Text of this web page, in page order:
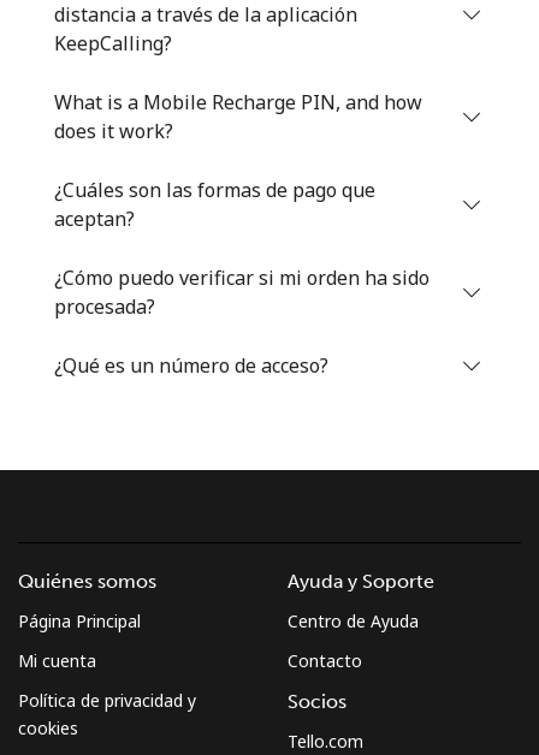
o
distancia a través de la aplicación
KeepCalling?
What is a Mobile Recharge PIN, and how
does it work?
¿Cuáles son las formas de pago que
aceptan?
¿Cómo puedo verificar si mi orden ha sido
procesada?
¿Qué es un número de acceso?
Quiénes somos
Página Principal
Mi cuenta
Política de privacidad y
cookies
Ayuda y Soporte
Centro de Ayuda
Contacto
Socios
Tello.com